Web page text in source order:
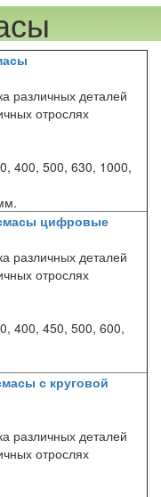
различных деталей
отрослях
400, 500, 630, 1000,
цифровые
различных деталей
отрослях
400, 450, 500, 600,
с круговой
различных деталей
отрослях